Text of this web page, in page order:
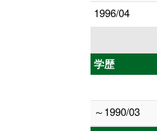
1996/04
学歴
～1990/03